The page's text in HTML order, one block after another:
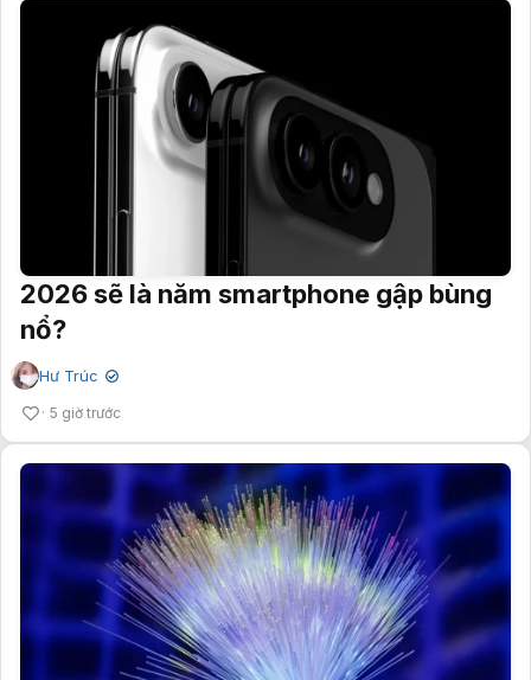
2026 sẽ là năm smartphone gập bùng
nổ?
Hư Trúc ✔
5 giờ trước